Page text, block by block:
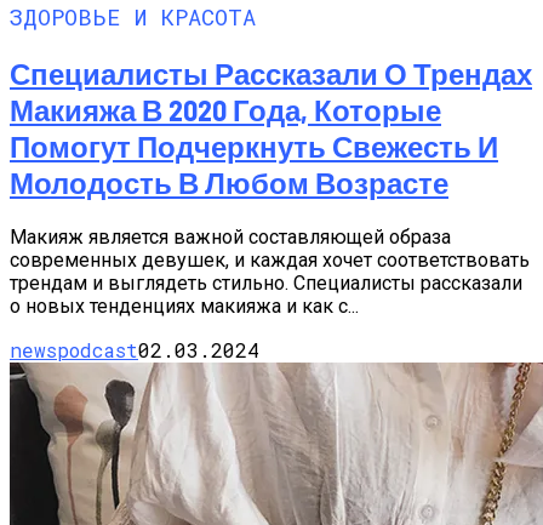
ЗДОРОВЬЕ И КРАСОТА
Специалисты Рассказали О Трендах
Макияжа В 2020 Года, Которые
Помогут Подчеркнуть Свежесть И
Молодость В Любом Возрасте
Макияж является важной составляющей образа
современных девушек, и каждая хочет соответствовать
трендам и выглядеть стильно. Специалисты рассказали
о новых тенденциях макияжа и как с...
newspodcast02.03.2024